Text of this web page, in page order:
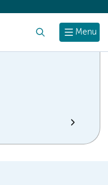
Menu